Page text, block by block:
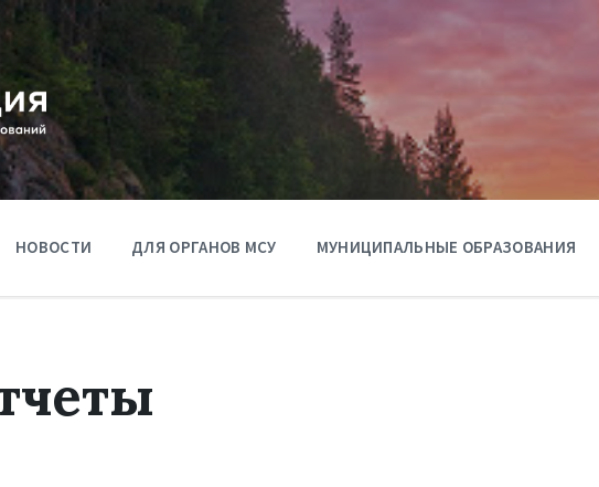
НОВОСТИ ДЛЯ ОРГАНОВ МСУ МУНИЦИПАЛЬНЫЕ ОБРАЗОВАНИЯ